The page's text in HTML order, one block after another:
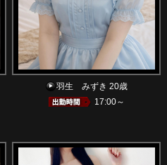
羽生 みずき 20歳
17:00～